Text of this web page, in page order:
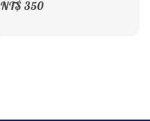
Regular
NT$ 350